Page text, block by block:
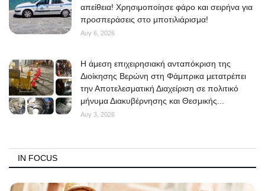
απείθεια! Χρησιμοποίησε φάρο και σειρήνα για
προσπεράσεις στο μποτιλιάρισμα!
Αυγ 6, 2026
Η άμεση επιχειρησιακή ανταπόκριση της
Διοίκησης Βερώνη στη Φάμπρικα μετατρέπει
την Αποτελεσματική Διαχείριση σε πολιτικό
μήνυμα Διακυβέρνησης και Θεσμικής...
Αυγ 3, 2026
IN FOCUS